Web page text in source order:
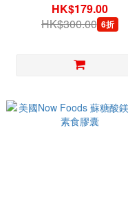
HK$179.00
HK$300.00 6折